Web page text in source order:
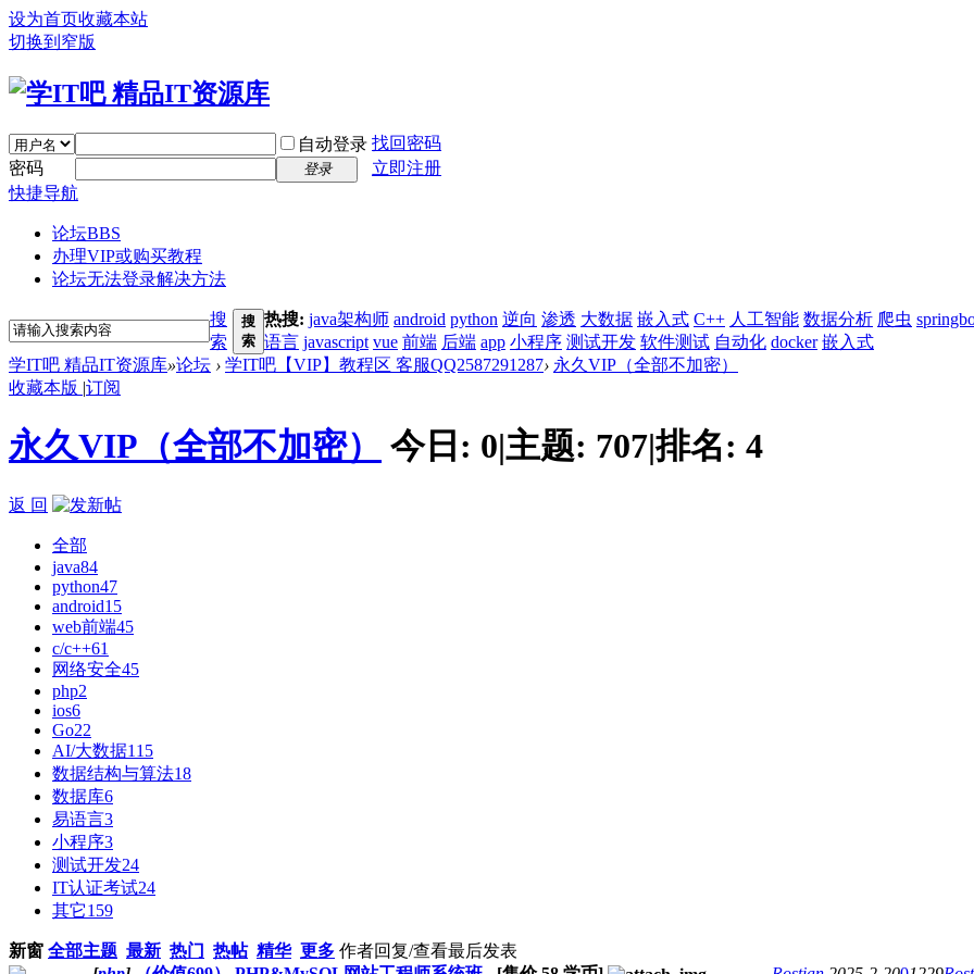
设为首页收藏本站
切换到窄版
自动登录 找回密码
密码
登录
立即注册
快捷导航
论坛BBS
办理VIP或购买教程
论坛无法登录解决方法
搜
索
搜
索
热搜: java架构师 android python 逆向 渗透 大数据 嵌入式 C++ 人工智能 数据分析 爬虫
语言 javascript vue 前端 后端 app 小程序 测试开发 软件测试 自动化 docker 嵌入式
学IT吧 精品IT资源库»论坛 › 学IT吧【VIP】教程区 客服QQ2587291287› 永久VIP（全部不加密）
收藏本版 |订阅
永久VIP（全部不加密） 今日: 0|主题: 707|排名: 4
返 回
全部
java84
python47
android15
web前端45
c/c++61
网络安全45
php2
ios6
Go22
AI/大数据115
数据结构与算法18
数据库6
易语言3
小程序3
测试开发24
IT认证考试24
其它159
新窗 全部主题 最新 热门 热帖 精华 更多 作者回复/查看最后发表